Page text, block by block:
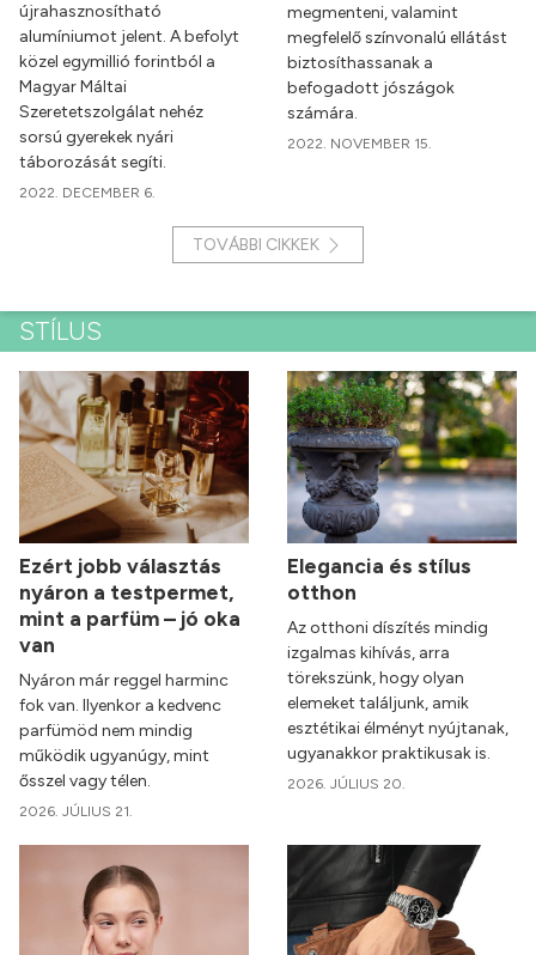
újrahasznosítható
alumíniumot jelent. A befolyt
közel egymillió forintból a
Magyar Máltai
Szeretetszolgálat nehéz
sorsú gyerekek nyári
táborozását segíti.
2022. DECEMBER 6.
megmenteni, valamint
megfelelő színvonalú ellátást
biztosíthassanak a
befogadott jószágok
számára.
2022. NOVEMBER 15.
TOVÁBBI CIKKEK
STÍLUS
Ezért jobb választás
nyáron a testpermet,
mint a parfüm – jó oka
van
Nyáron már reggel harminc
fok van. Ilyenkor a kedvenc
parfümöd nem mindig
működik ugyanúgy, mint
ősszel vagy télen.
2026. JÚLIUS 21.
Elegancia és stílus
otthon
Az otthoni díszítés mindig
izgalmas kihívás, arra
törekszünk, hogy olyan
elemeket találjunk, amik
esztétikai élményt nyújtanak,
ugyanakkor praktikusak is.
2026. JÚLIUS 20.